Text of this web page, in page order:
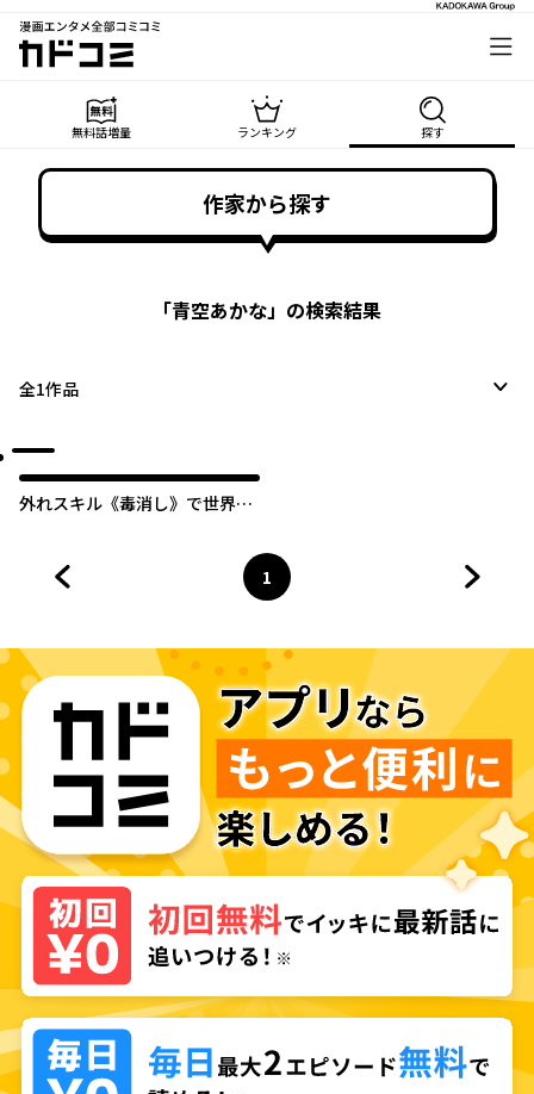
漫画エンタメ全部コミコミ
カドコミ
無料話増量 ランキング 探す
作家から探す
「青空あかな」の検索結果
全1作品
外れスキル《毒消し》で世界一
の辺境カフェは今日も大人気～
ページ
1
へ